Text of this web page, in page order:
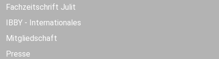
Fachzeitschrift Julit
IBBY - Internationales
Mitgliedschaft
Presse